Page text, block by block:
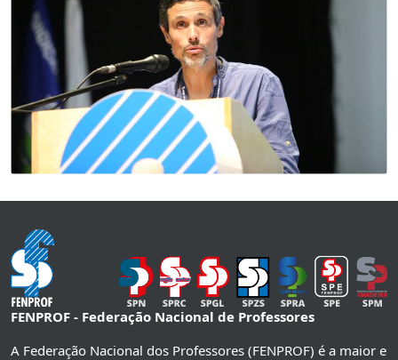
FENPROF - Federação Nacional de Professores
A Federação Nacional dos Professores (FENPROF) é a maior e